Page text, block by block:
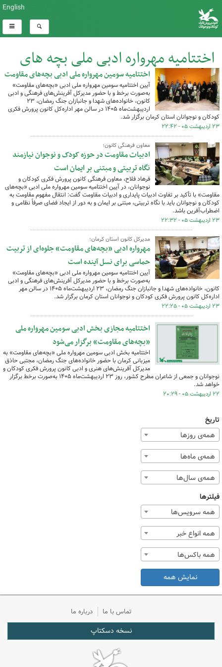
English
اختتامیه مهرواره ادبی ملی بچه های
مقاومت
کل اخبار:4
اختتامیه سومین مهرواره ملی ادبی بچه‌های مقاومت
آیین اختتامیه سومین مهرواره ملی ادبی «بچه‌های مقاومت»
به‌صورت برخط و با حضور مدیرکل آفرینش‌های فرهنگی و ادبی
کانون، خانواده‌های شهدا و جانبازان جنگ رمضان، ۲۳
اردیبهشت‌ماه ۱۴۰۵ در سالن مهر اداره‌کل کانون پرورش فکری
کودکان و نوجوانان استان کرمان برگزار شد.
۲۳ اردیبهشت ۰۵ - ۲۲:۴۲
معاون فرهنگی کانون؛
ادبیات مقاومت در حوزه کودک و نوجوان نیازمند
نگاه تربیتی و مبتنی بر ایمان است
فرهاد فلاح، معاون فرهنگی کانون پرورش فکری کودکان و
نوجوانان، در آیین اختتامیه سومین مهرواره ملی ادبی «بچه‌های
مقاومت» با تأکید بر تفاوت ادبیات پایداری و ادبیات مقاومت گفت: انتقال مفهوم مقاومت به
کودکان و نوجوانان باید با نگاه تربیتی، مبتنی بر ایمان و به دور از ایجاد فضای صرفاً نظامی و
اضطراب‌آفرین باشد.
۲۳ اردیبهشت ۰۵ - ۲۲:۳۲
مدیرکل کانون استان کرمان؛
مهرواره ادبی «بچه‌های مقاومت» جلوه‌ای از تربیت
حماسی برای نسل آینده است
آیین اختتامیه سومین مهرواره ملی ادبی «بچه‌های مقاومت»
به‌صورت برخط و با حضور مدیرکل آفرینش‌های فرهنگی و ادبی
کانون، خانواده‌های شهدا و جانبازان جنگ رمضان، ۲۳ اردیبهشت‌ماه ۱۴۰۵ در سالن مهر
اداره‌کل کانون پرورش فکری کودکان و نوجوانان استان کرمان برگزار شد.
۲۳ اردیبهشت ۰۵ - ۲۲:۲۵
اختتامیه مجازی بخش ادبی سومین مهرواره ملی
«بچه‌های مقاومت» برگزار می‌شود
اختتامیه بخش ادبی سومین مهرواره ملی «بچه‌های مقاومت» به
میزبانی کرمان با حضور خانواده‌های جنگ رمضان، مجتبی حاذق
مدیرکل آفرینش‌های هنری و ادبی کانون پرورش فکری کودکان و
نوجوانان و جمعی از شاعران مطرح کشور، روز ۲۳ اردیبهشت‌ماه ۱۴۰۵ به‌صورت برخط برگزار
خواهد شد.
۲۲ اردیبهشت ۰۵ - ۲۰:۲۹
تاریخ
همه‌ی روزها
همه‌ی ماه‌ها
همه‌ی سال‌ها
فیلترها
همه سرویس‌ها
همه انواع خبر
همه باکس‌ها
نمایش همه
تماس با ما درباره ما
نسخه دسکتاپ